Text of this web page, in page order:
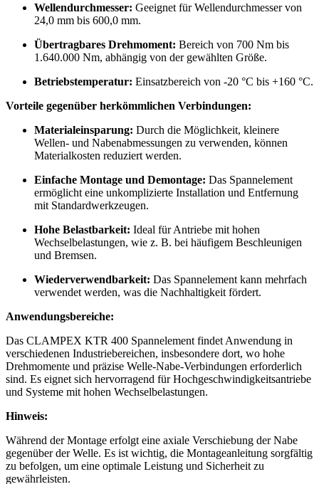
Wellendurchmesser: Geeignet für Wellendurchmesser von
24,0 mm bis 600,0 mm.
Übertragbares Drehmoment: Bereich von 700 Nm bis
1.640.000 Nm, abhängig von der gewählten Größe.
Betriebstemperatur: Einsatzbereich von -20 °C bis +160 °C.
Vorteile gegenüber herkömmlichen Verbindungen:
Materialeinsparung: Durch die Möglichkeit, kleinere
Wellen- und Nabenabmessungen zu verwenden, können
Materialkosten reduziert werden.
Einfache Montage und Demontage: Das Spannelement
ermöglicht eine unkomplizierte Installation und Entfernung
mit Standardwerkzeugen.
Hohe Belastbarkeit: Ideal für Antriebe mit hohen
Wechselbelastungen, wie z. B. bei häufigem Beschleunigen
und Bremsen.
Wiederverwendbarkeit: Das Spannelement kann mehrfach
verwendet werden, was die Nachhaltigkeit fördert.
Anwendungsbereiche:
Das CLAMPEX KTR 400 Spannelement findet Anwendung in
verschiedenen Industriebereichen, insbesondere dort, wo hohe
Drehmomente und präzise Welle-Nabe-Verbindungen erforderlich
sind. Es eignet sich hervorragend für Hochgeschwindigkeitsantriebe
und Systeme mit hohen Wechselbelastungen.
Hinweis:
Während der Montage erfolgt eine axiale Verschiebung der Nabe
gegenüber der Welle. Es ist wichtig, die Montageanleitung sorgfältig
zu befolgen, um eine optimale Leistung und Sicherheit zu
gewährleisten.